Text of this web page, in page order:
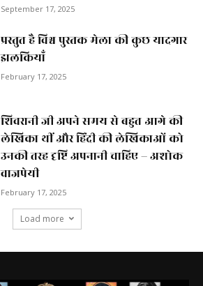
September 17, 2025
प्रस्तुत है विश्व पुस्तक मेला की कुछ यादगार
झलकियाॅं
February 17, 2025
शिवरानी जी अपने समय से बहुत आगे की
लेखिका थीं और हिंदी की लेखिकाओं को
उनकी तरह दृष्टि अपनानी चाहिए – अशोक
वाजपेयी
February 17, 2025
Load more